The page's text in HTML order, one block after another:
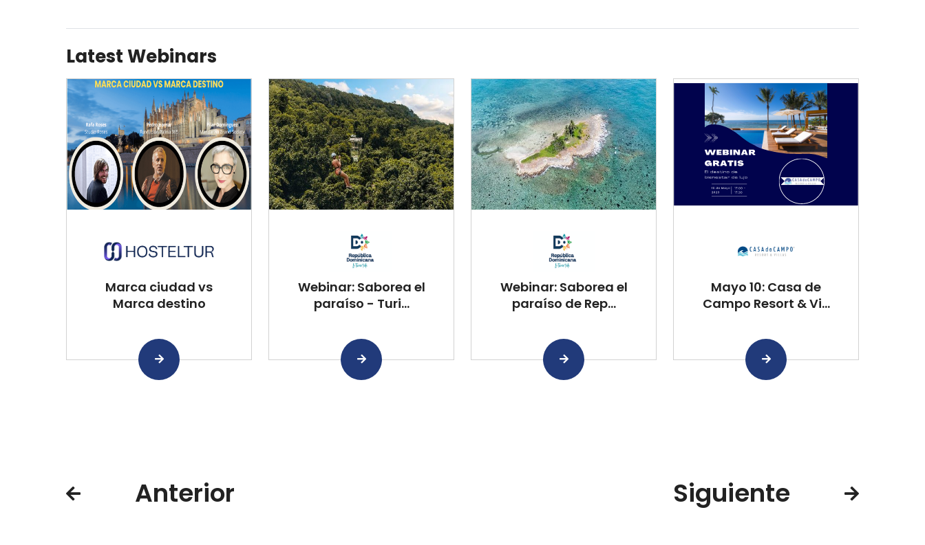
Latest Webinars
Marca ciudad vs
Marca destino
Webinar: Saborea el
paraíso - Turi...
Webinar: Saborea el
paraíso de Rep...
Mayo 10: Casa de
Campo Resort & Vi...
Anterior Siguiente